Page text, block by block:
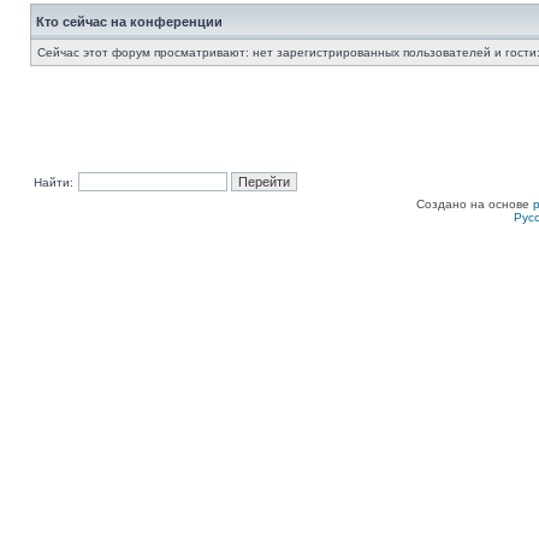
Кто сейчас на конференции
Сейчас этот форум просматривают: нет зарегистрированных пользователей и
Найти:
Создано на основе